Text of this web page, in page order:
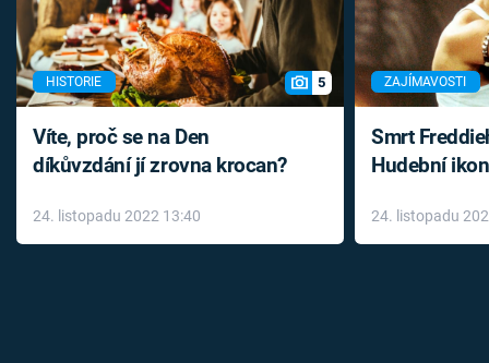
HISTORIE 5
Víte, proč se na Den
díkůvzdání jí zrovna krocan?
24. listopadu 2022 13:40
ZAJÍMAVOSTI
Smrt
Hudební
léky
24. listopadu